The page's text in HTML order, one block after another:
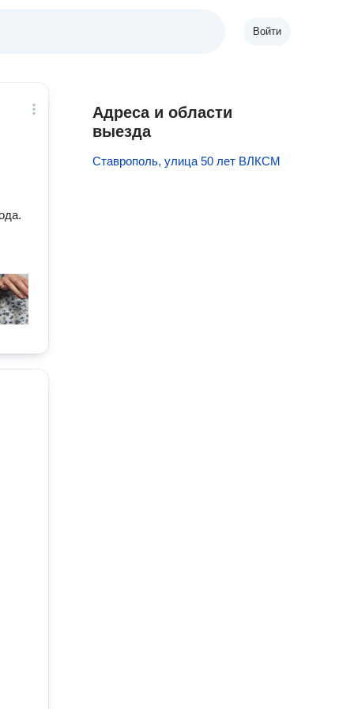
Войти
Адреса и области
выезда
Ставрополь, улица 50 лет ВЛКСМ